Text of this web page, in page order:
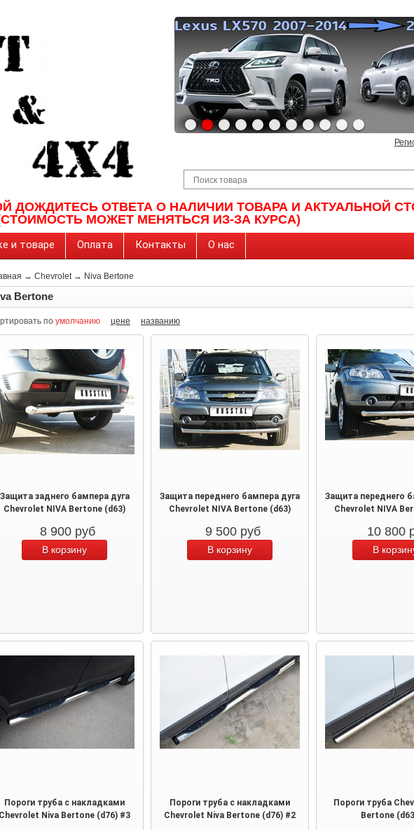
ДОЖДИТЕСЬ ОТВЕТА О НАЛИЧИИ ТОВАРА И АКТУАЛЬНОЙ
МОЖЕТ МЕНЯТЬСЯ ИЗ-ЗА КУРСА)
и товаре Оплата Контакты О нас
→ Chevrolet→ Niva Bertone
Bertone
по умолчанию цене названию
Защита заднего бампера дуга
Chevrolet NIVA Bertone (d63)
8 900 руб
Защита переднего бампера дуга
Chevrolet NIVA Bertone (d63)
9 500 руб
Защита переднего
Chevrolet NIVA
10 800
Пороги труба с накладками
Chevrolet Niva Bertone (d76) #3
Пороги труба с накладками
Chevrolet Niva Bertone (d76) #2
Пороги труба
Bertone